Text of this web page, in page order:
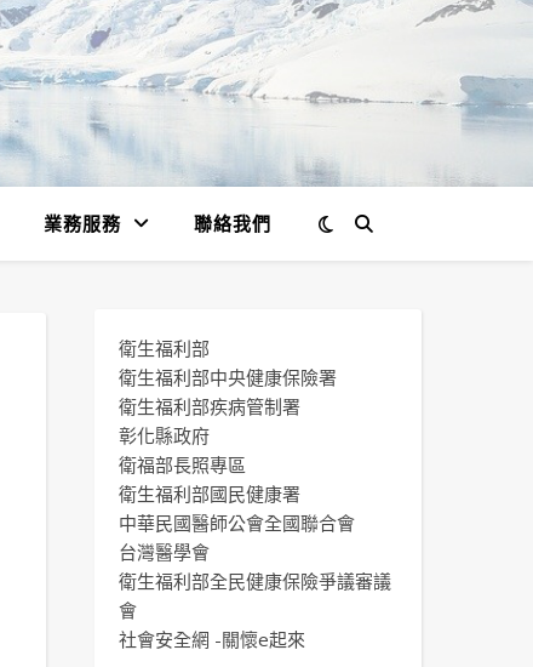
業務服務 聯絡我們
衛生福利部
衛生福利部中央健康保險署
衛生福利部疾病管制署
彰化縣政府
衛福部長照專區
衛生福利部國民健康署
中華民國醫師公會全國聯合會
台灣醫學會
衛生福利部全民健康保險爭議審議
會
社會安全網 -關懷e起來